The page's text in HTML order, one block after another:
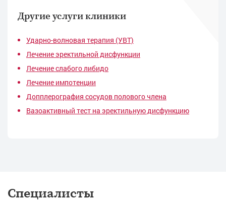
Другие услуги клиники
Ударно-волновая терапия (УВТ)
Лечение эректильной дисфункции
Лечение слабого либидо
Лечение импотенции
Допплерография сосудов полового члена
Вазоактивный тест на эректильную дисфункцию
Специалисты